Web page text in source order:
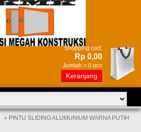
Shopping cart:
Rp 0,00
Jumlah = 0 pcs
Keranjang
» PINTU SLIDING ALUMUNIUM WARNA PUTIH